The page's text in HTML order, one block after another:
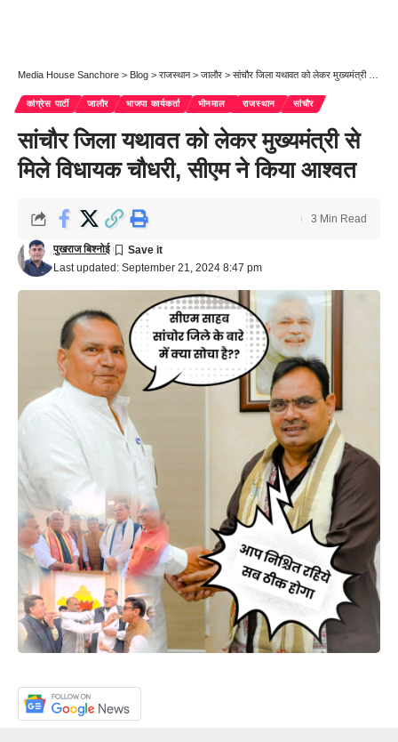
Media House Sanchore > Blog > राजस्थान> जालौर > सांचौर जिला यथावत को लेकर मुख्यमंत्री से मिले विधायक चौधरी, सीएम ने किया आश्वत
कांग्रेस पार्टी जालौर भाजपा कार्यकर्ता भीनमाल राजस्थान सांचौर
सांचौर जिला यथावत को लेकर मुख्यमंत्री से
मिले विधायक चौधरी, सीएम ने किया आश्वत
Last updated: September 21, 2024 8:47 pm
पुखराज बिश्नोई
3 Min Read